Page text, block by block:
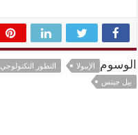
الوسوم الإيبولا التطور التكنولوجي
بيل جيتس